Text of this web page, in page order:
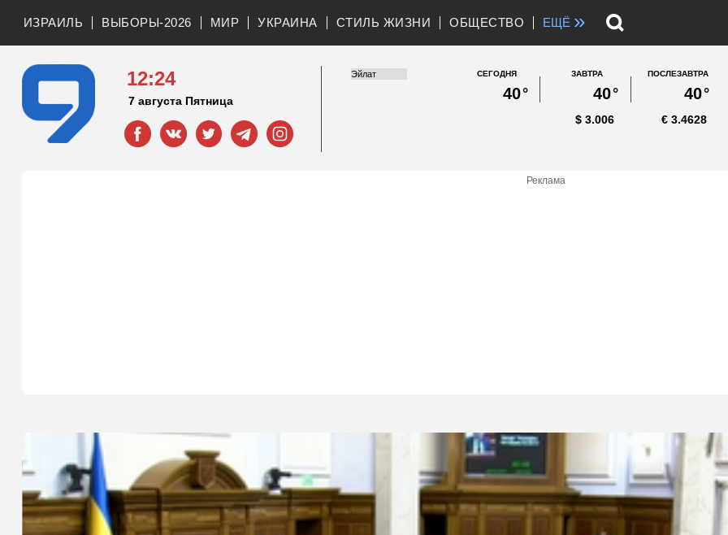
ИЗРАИЛЬ ВЫБОРЫ-2026 МИР УКРАИНА СТИЛЬ ЖИЗНИ ОБЩЕСТВО ЕЩЁ »
12:24
7 августа Пятница
СЕГОДНЯ
40°
ЗАВТРА
40°
ПОСЛЕЗАВТРА
40°
3.006
$ 3.4628
€
Реклама